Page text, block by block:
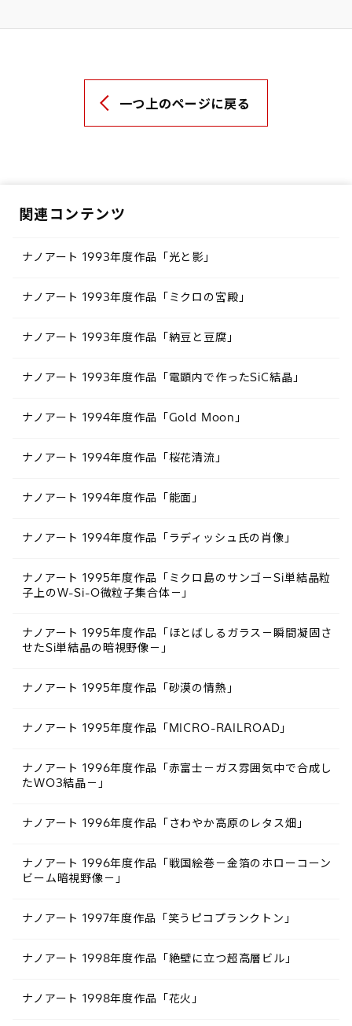
一つ上のページに戻る
関連コンテンツ
ナノアート 1993年度作品「光と影」
ナノアート 1993年度作品「ミクロの宮殿」
ナノアート 1993年度作品「納豆と豆腐」
ナノアート 1993年度作品「電顕内で作ったSiC結晶」
ナノアート 1994年度作品「Gold Moon」
ナノアート 1994年度作品「桜花清流」
ナノアート 1994年度作品「能面」
ナノアート 1994年度作品「ラディッシュ氏の肖像」
ナノアート 1995年度作品「ミクロ島のサンゴ－Si単結晶粒
子上のW-Si-O微粒子集合体－」
ナノアート 1995年度作品「ほとばしるガラス－瞬間凝固さ
せたSi単結晶の暗視野像－」
ナノアート 1995年度作品「砂漠の情熱」
ナノアート 1995年度作品「MICRO-RAILROAD」
ナノアート 1996年度作品「赤富士－ガス雰囲気中で合成し
たWO3結晶－」
ナノアート 1996年度作品「さわやか高原のレタス畑」
ナノアート 1996年度作品「戦国絵巻－金箔のホローコーン
ビーム暗視野像－」
ナノアート 1997年度作品「笑うピコプランクトン」
ナノアート 1998年度作品「絶壁に立つ超高層ビル」
ナノアート 1998年度作品「花火」